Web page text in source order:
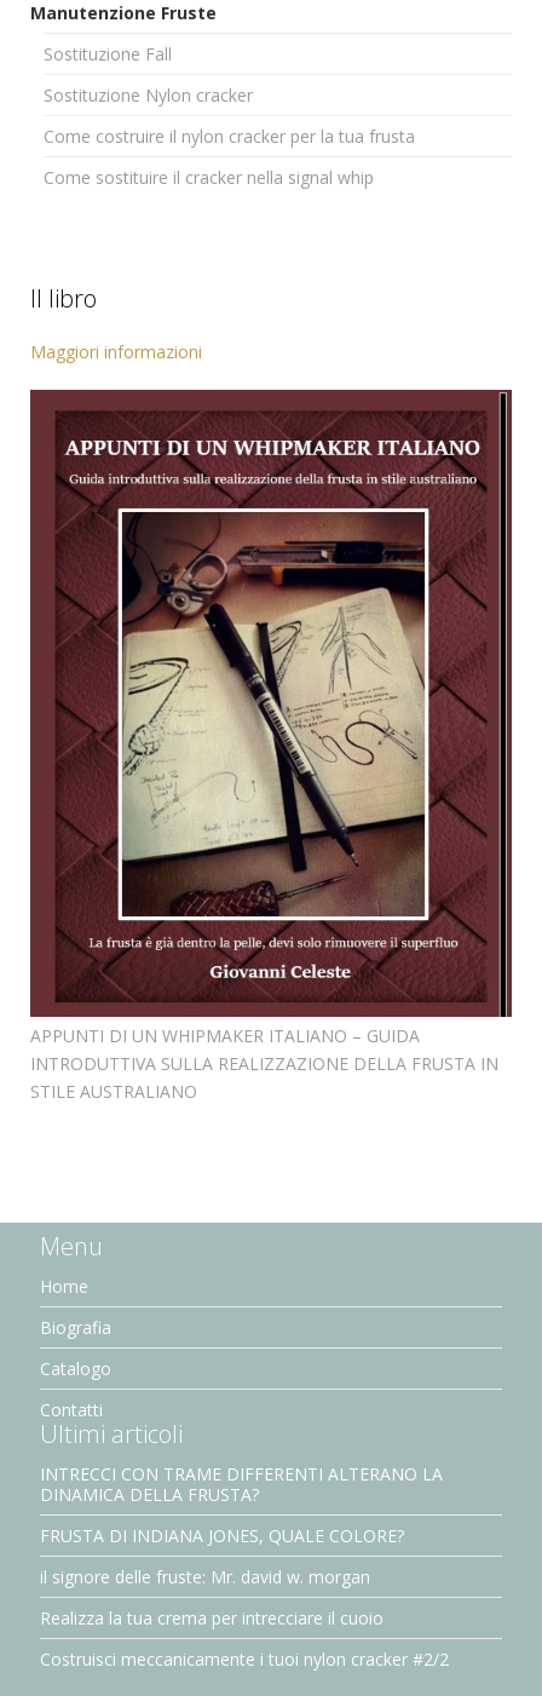
Manutenzione Fruste
Sostituzione Fall
Sostituzione Nylon cracker
Come costruire il nylon cracker per la tua frusta
Come sostituire il cracker nella signal whip
Il libro
Maggiori informazioni
APPUNTI DI UN WHIPMAKER ITALIANO – GUIDA
INTRODUTTIVA SULLA REALIZZAZIONE DELLA FRUSTA IN
STILE AUSTRALIANO
Menu
Home
Biografia
Catalogo
Contatti
Ultimi articoli
INTRECCI CON TRAME DIFFERENTI ALTERANO LA
DINAMICA DELLA FRUSTA?
FRUSTA DI INDIANA JONES, QUALE COLORE?
il signore delle fruste: Mr. david w. morgan
Realizza la tua crema per intrecciare il cuoio
Costruisci meccanicamente i tuoi nylon cracker #2/2